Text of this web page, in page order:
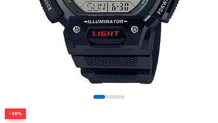
−38%